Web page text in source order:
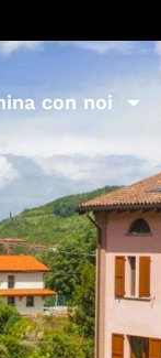
con noi